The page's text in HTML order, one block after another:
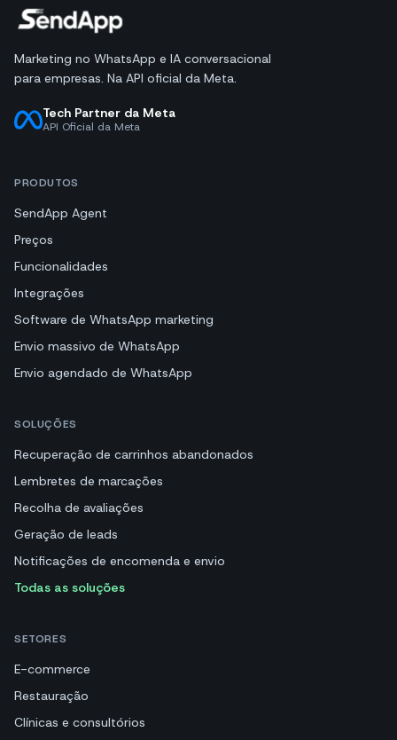
Marketing no WhatsApp e IA conversacional
para empresas. Na API oficial da Meta.
Tech Partner da Meta
API Oficial da Meta
PRODUTOS
SendApp Agent
Preços
Funcionalidades
Integrações
Software de WhatsApp marketing
Envio massivo de WhatsApp
Envio agendado de WhatsApp
SOLUÇÕES
Recuperação de carrinhos abandonados
Lembretes de marcações
Recolha de avaliações
Geração de leads
Notificações de encomenda e envio
Todas as soluções
SETORES
E-commerce
Restauração
Clínicas e consultórios